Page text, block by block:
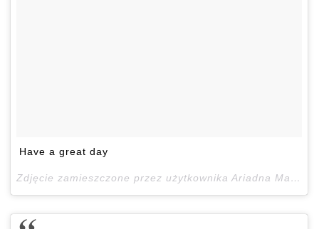
Have a great day
Zdjęcie zamieszczone przez użytkownika Ariadna Majewska (@ari_maj)